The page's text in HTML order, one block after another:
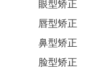
眼型矫正
唇型矫正
鼻型矫正
脸型矫正